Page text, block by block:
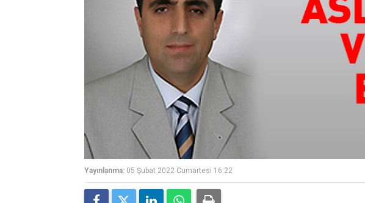
Yayınlanma: 05 Şubat 2022 Cumartesi 16:22